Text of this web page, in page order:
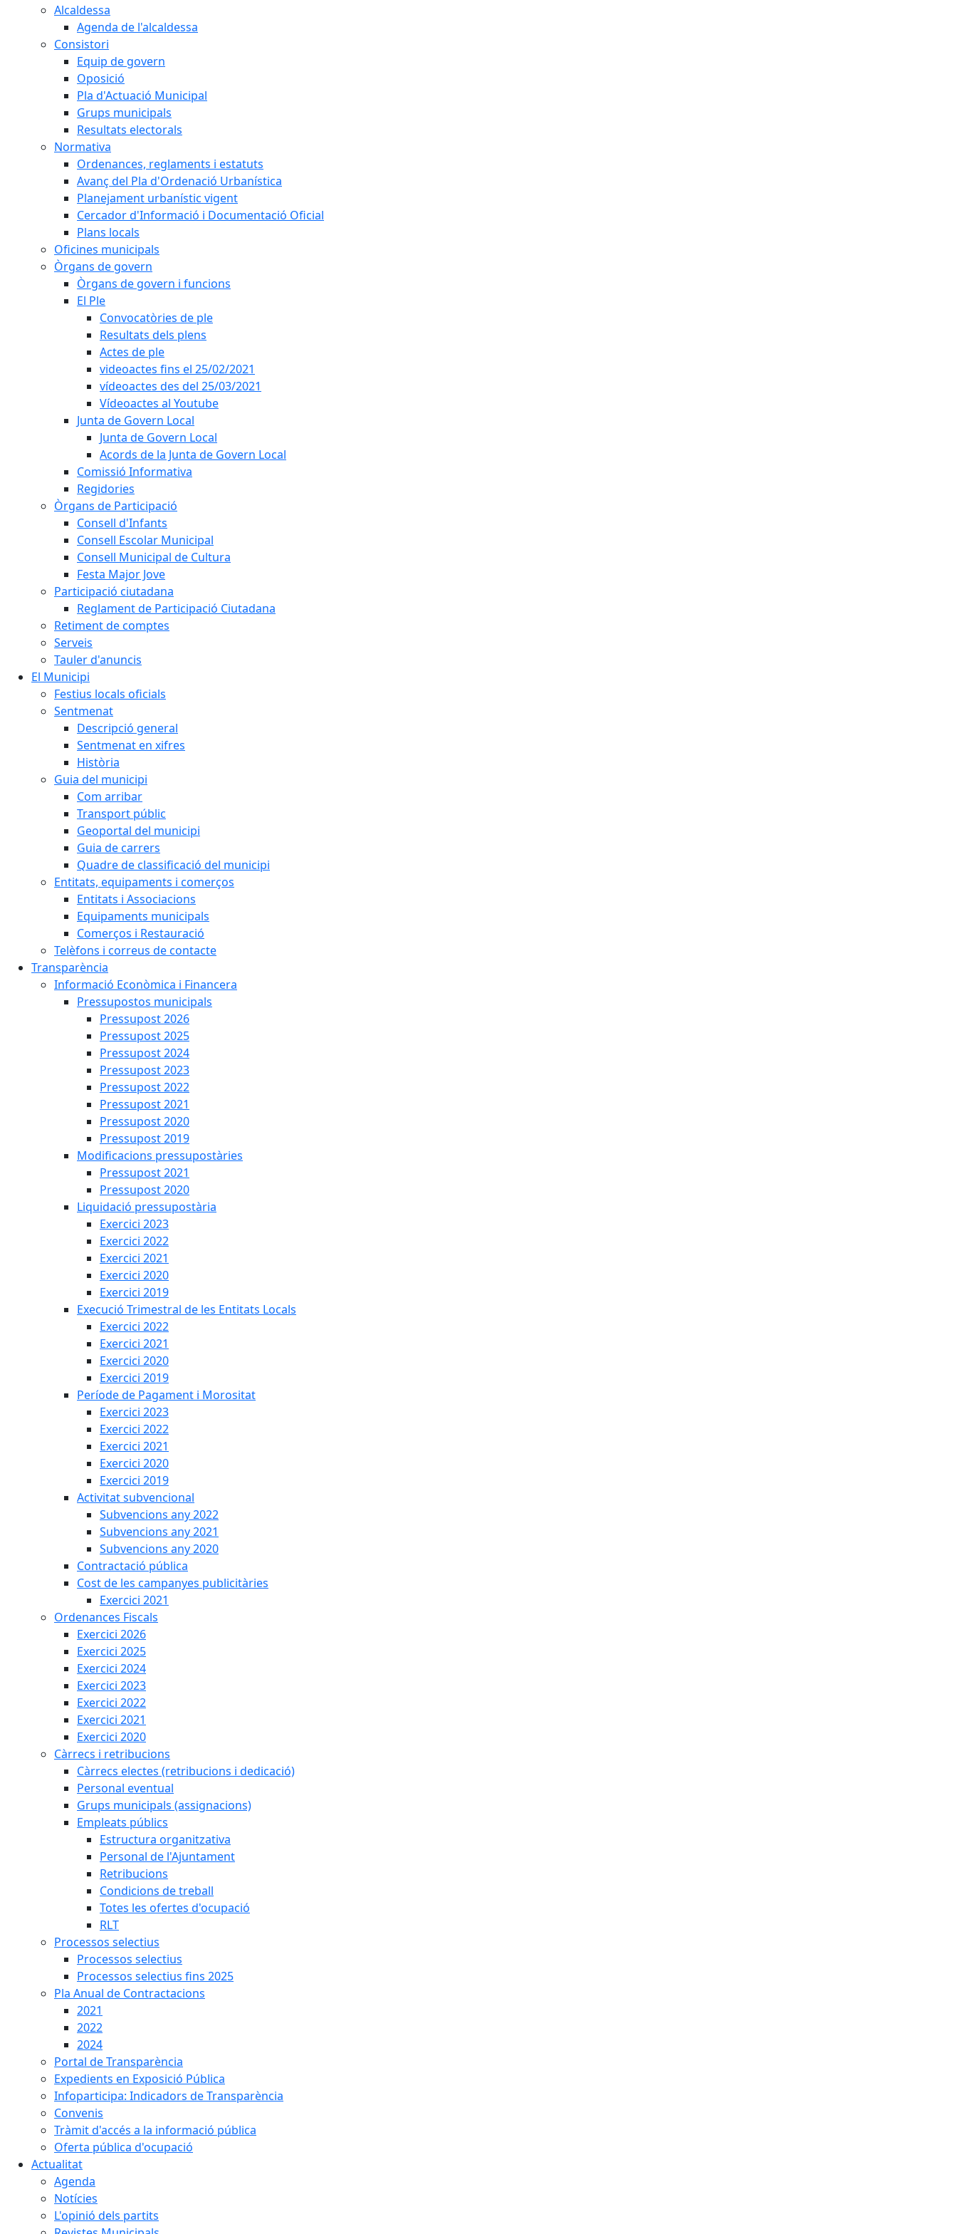
Alcaldessa
Agenda de l'alcaldessa
Consistori
Equip de govern
Oposició
Pla d'Actuació Municipal
Grups municipals
Resultats electorals
Normativa
Ordenances, reglaments i estatuts
Avanç del Pla d'Ordenació Urbanística
Planejament urbanístic vigent
Cercador d'Informació i Documentació Oficial
Plans locals
Oficines municipals
Òrgans de govern
Òrgans de govern i funcions
El Ple
Convocatòries de ple
Resultats dels plens
Actes de ple
videoactes fins el 25/02/2021
vídeoactes des del 25/03/2021
Vídeoactes al Youtube
Junta de Govern Local
Junta de Govern Local
Acords de la Junta de Govern Local
Comissió Informativa
Regidories
Òrgans de Participació
Consell d'Infants
Consell Escolar Municipal
Consell Municipal de Cultura
Festa Major Jove
Participació ciutadana
Reglament de Participació Ciutadana
Retiment de comptes
Serveis
Tauler d'anuncis
El Municipi
Festius locals oficials
Sentmenat
Descripció general
Sentmenat en xifres
Història
Guia del municipi
Com arribar
Transport públic
Geoportal del municipi
Guia de carrers
Quadre de classificació del municipi
Entitats, equipaments i comerços
Entitats i Associacions
Equipaments municipals
Comerços i Restauració
Telèfons i correus de contacte
Transparència
Informació Econòmica i Financera
Pressupostos municipals
Pressupost 2026
Pressupost 2025
Pressupost 2024
Pressupost 2023
Pressupost 2022
Pressupost 2021
Pressupost 2020
Pressupost 2019
Modificacions pressupostàries
Pressupost 2021
Pressupost 2020
Liquidació pressupostària
Exercici 2023
Exercici 2022
Exercici 2021
Exercici 2020
Exercici 2019
Execució Trimestral de les Entitats Locals
Exercici 2022
Exercici 2021
Exercici 2020
Exercici 2019
Període de Pagament i Morositat
Exercici 2023
Exercici 2022
Exercici 2021
Exercici 2020
Exercici 2019
Activitat subvencional
Subvencions any 2022
Subvencions any 2021
Subvencions any 2020
Contractació pública
Cost de les campanyes publicitàries
Exercici 2021
Ordenances Fiscals
Exercici 2026
Exercici 2025
Exercici 2024
Exercici 2023
Exercici 2022
Exercici 2021
Exercici 2020
Càrrecs i retribucions
Càrrecs electes (retribucions i dedicació)
Personal eventual
Grups municipals (assignacions)
Empleats públics
Estructura organitzativa
Personal de l'Ajuntament
Retribucions
Condicions de treball
Totes les ofertes d'ocupació
RLT
Processos selectius
Processos selectius
Processos selectius fins 2025
Pla Anual de Contractacions
2021
2022
2024
Portal de Transparència
Expedients en Exposició Pública
Infoparticipa: Indicadors de Transparència
Convenis
Tràmit d'accés a la informació pública
Oferta pública d'ocupació
Actualitat
Agenda
Notícies
L'opinió dels partits